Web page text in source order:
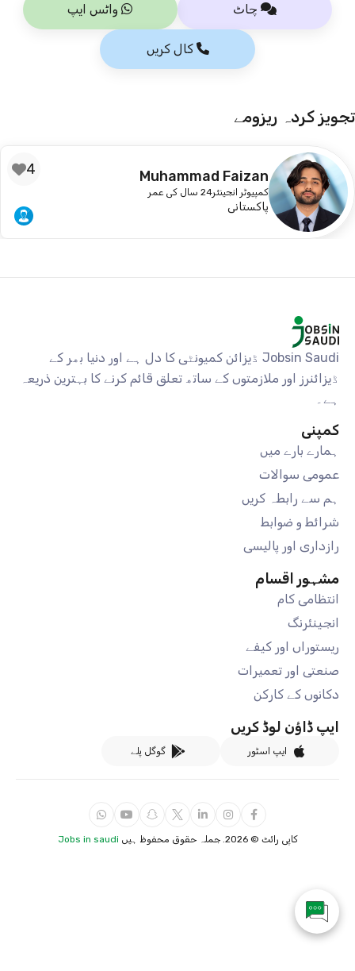
چاٹ واٹس ایپ
کال کریں
تجویز کردہ ریزومے
Muhammad Faizan
کمپیوٹر انجینئر24 سال کی عمر
پاکستانی
4
Jobsin Saudi ڈیزائن کمیونٹی کا دل ہے اور دنیا بھر کے
ڈیزائنرز اور ملازمتوں کے ساتھ تعلق قائم کرنے کا بہترین ذریعہ
ہے۔
کمپنی
ہمارے بارے میں
عمومی سوالات
ہم سے رابطہ کریں
شرائط و ضوابط
رازداری اور پالیسی
مشہور اقسام
انتظامی کام
انجینئرنگ
ریستوراں اور کیفے
صنعتی اور تعمیرات
دکانوں کے کارکن
ایپ ڈاؤن لوڈ کریں
ایپ اسٹور گوگل پلے
کاپی رائٹ ©2026. جملہ حقوق محفوظ ہیں Jobs in saudi